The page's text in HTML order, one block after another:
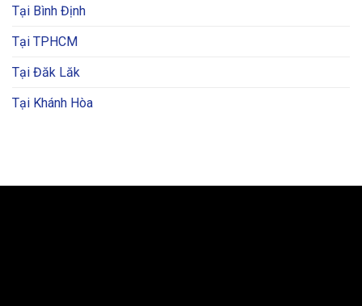
Tại Bình Định
Tại TPHCM
Tại Đăk Lăk
Tại Khánh Hòa